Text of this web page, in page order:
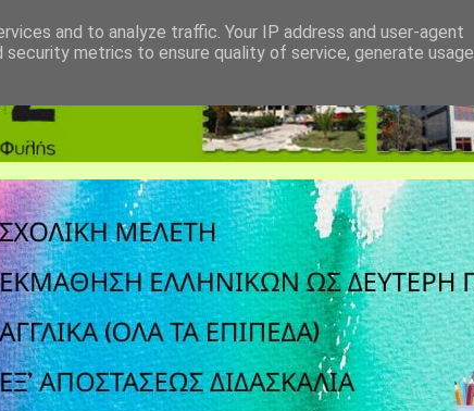
and to analyze traffic. Your IP address and user-agent
metrics to ensure quality of service, generate usage